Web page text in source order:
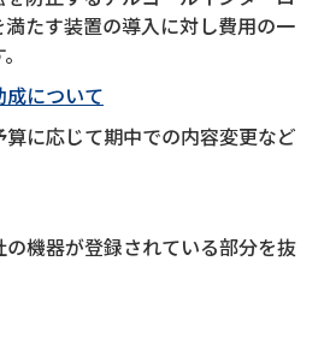
たす装置の導入に対し費用の一
について
に応じて期中での内容変更など
機器が登録されている部分を抜